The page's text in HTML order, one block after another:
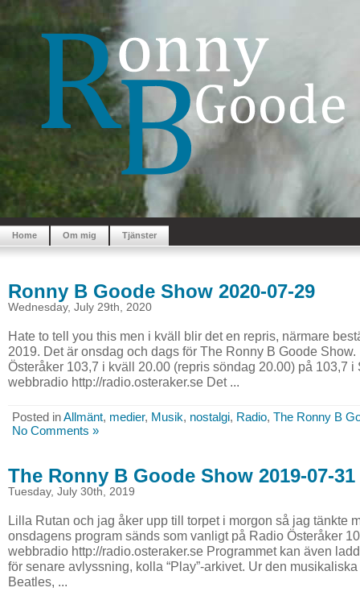
Home Om mig Tjänster
Ronny B Goode Show 2020-07-29
Wednesday, July 29th, 2020
Hate to tell you this men i kväll blir det en repris, närmare
2019. Det är onsdag och dags för The Ronny B Goode
Österåker 103,7 i kväll 20.00 (repris söndag 20.00) på 103,7
webbradio http://radio.osteraker.se Det ...
Posted inAllmänt, medier, Musik, nostalgi, Radio, The Ronny B
No Comments »
The Ronny B Goode Show 2019-07-31
Tuesday, July 30th, 2019
Lilla Rutan och jag åker upp till torpet i morgon så jag tänkte
onsdagens program sänds som vanligt på Radio Österåker
webbradio http://radio.osteraker.se Programmet kan även
för senare avlyssning, kolla “Play”-arkivet. Ur den
Beatles, ...